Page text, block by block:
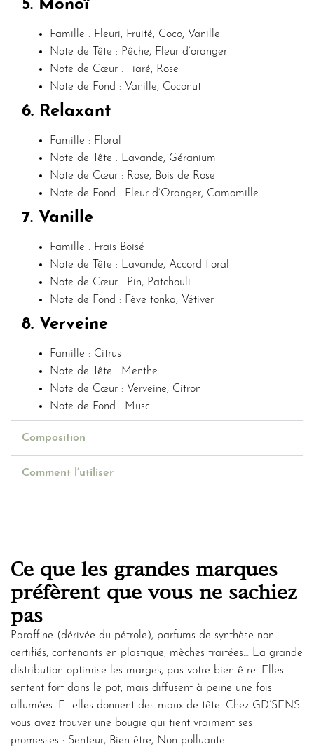
5. Monoï
Famille : Fleuri, Fruité, Coco, Vanille
Note de Tête : Pêche, Fleur d’oranger
Note de Cœur : Tiaré, Rose
Note de Fond : Vanille, Coconut
6. Relaxant
Famille : Floral
Note de Tête : Lavande, Géranium
Note de Cœur : Rose, Bois de Rose
Note de Fond : Fleur d’Oranger, Camomille
7. Vanille
Famille : Frais Boisé
Note de Tête : Lavande, Accord floral
Note de Cœur : Pin, Patchouli
Note de Fond : Fève tonka, Vétiver
8. Verveine
Famille : Citrus
Note de Tête : Menthe
Note de Cœur : Verveine, Citron
Note de Fond : Musc
Composition
Comment l’utiliser
Ce que les grandes marques
préfèrent que vous ne sachiez
pas
Paraffine (dérivée du pétrole), parfums de synthèse non
certifiés, contenants en plastique, mèches traitées… La grande
distribution optimise les marges, pas votre bien-être. Elles
sentent fort dans le pot, mais diffusent à peine une fois
allumées. Et elles donnent des maux de tête. Chez GD’SENS
vous avez trouver une bougie qui tient vraiment ses
promesses : Senteur, Bien être, Non polluante